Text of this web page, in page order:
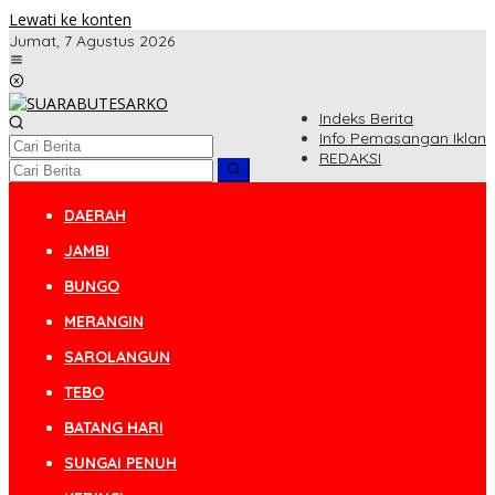
Lewati ke konten
Jumat, 7 Agustus 2026
Indeks Berita
Info Pemasangan Iklan
REDAKSI
DAERAH
JAMBI
BUNGO
MERANGIN
SAROLANGUN
TEBO
BATANG HARI
SUNGAI PENUH